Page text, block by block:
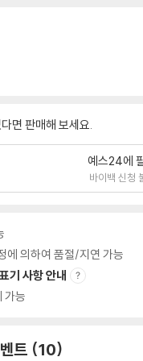
면 판매해 보세요.
예스24에
바이백 신청
에 의하여 품절/지연 가능
기 사항 안내
가능
트 10